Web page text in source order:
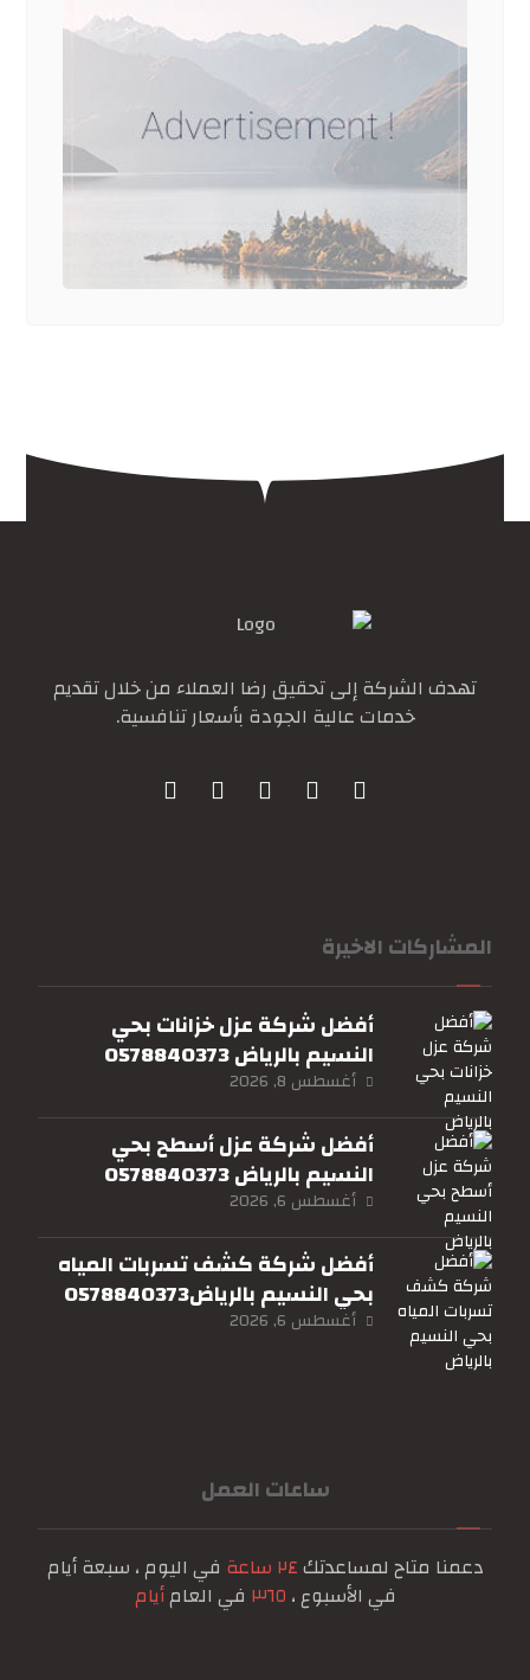
تهدف الشركة إلى تحقيق رضا العملاء من خلال تقديم
خدمات عالية الجودة بأسعار تنافسية.
المشاركات الاخيرة
أفضل شركة عزل خزانات بحي
النسيم بالرياض 0578840373
أغسطس 8, 2026
أفضل شركة عزل أسطح بحي
النسيم بالرياض 0578840373
أغسطس 6, 2026
أفضل شركة كشف تسربات المياه
بحي النسيم بالرياض0578840373
أغسطس 6, 2026
ساعات العمل
دعمنا متاح لمساعدتك٢٤ ساعة
في اليوم ، سبعة أيام
في الأسبوع ، ٣٦٥ في العامأيام